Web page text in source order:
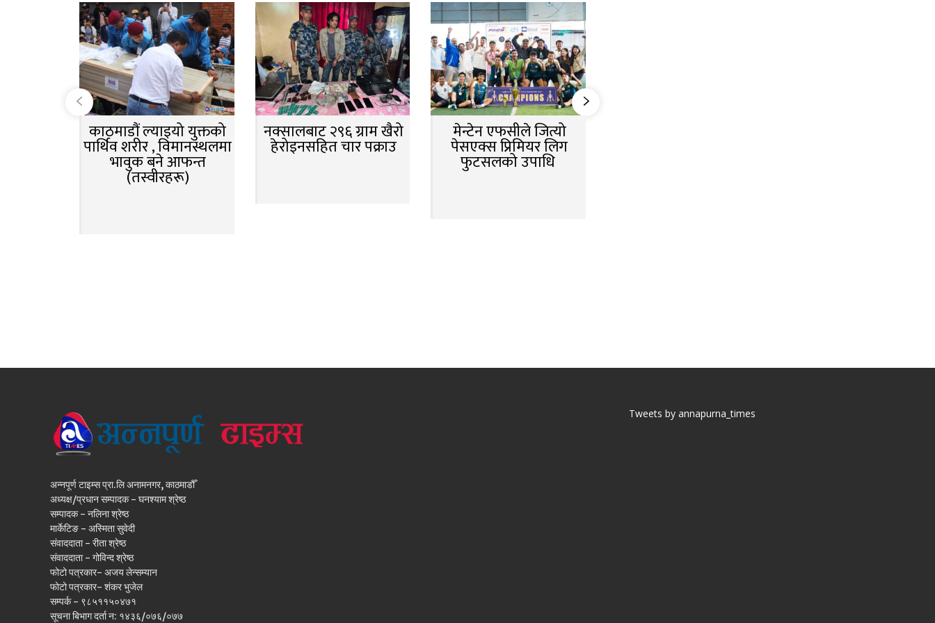
काठमाडौं ल्याइयो युक्तको
पार्थिव शरीर , विमानस्थलमा
भावुक बने आफन्त
(तस्वीरहरू)
नक्सालबाट २९६ ग्राम खैरो
हेरोइनसहित चार पक्राउ
मेन्टेन एफसीले जित्यो
पेसएक्स प्रिमियर लिग
फुटसलको उपाधि
अन्नपूर्ण टाइम्स प्रा.लि अनामनगर, काठमाडौँ
अध्यक्ष/प्रधान सम्पादक - घनश्याम श्रेष्ठ
सम्पादक - नलिना श्रेष्ठ
मार्केटिङ - अस्मिता सुवेदी
संवाददाता - रीता श्रेष्ठ
संवाददाता - गोविन्द श्रेष्ठ
फोटो पत्रकार- अजय लेन्सम्यान
फोटो पत्रकार- शंकर भुजेल
सम्पर्क - ९८५११५०४७१
सूचना बिभाग दर्ता न: १४३६/०७६/०७७
Tweets by annapurna_times